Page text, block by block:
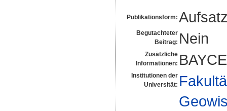
Publikationsform:
Begutachteter
Beitrag: Nein
Zusätzliche
Informationen:
Institutionen der
Universität: